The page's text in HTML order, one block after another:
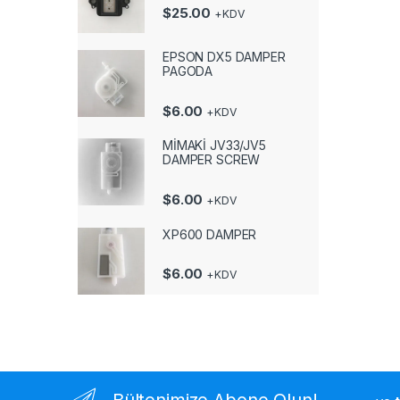
$25.00 +KDV
EPSON DX5 DAMPER
PAGODA
$6.00 +KDV
MİMAKİ JV33/JV5
DAMPER SCREW
$6.00 +KDV
XP600 DAMPER
$6.00 +KDV